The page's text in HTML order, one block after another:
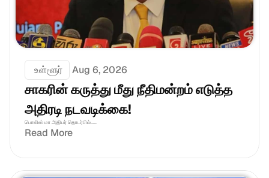
உள்ளூர் Aug 6, 2026
சாகரின் கருத்து மீது நீதிமன்றம் எடுத்த
அதிரடி நடவடிக்கை!
பொலிஸ் மா அதிபர் தொடர்பில்.....
Read More